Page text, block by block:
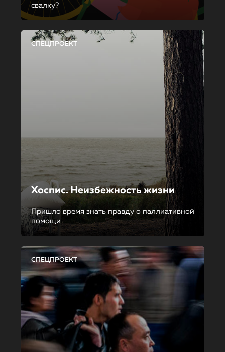
свалку?
СПЕЦПРОЕКТ
Хоспис. Неизбежность жизни
Пришло время знать правду о паллиативной
помощи
СПЕЦПРОЕКТ